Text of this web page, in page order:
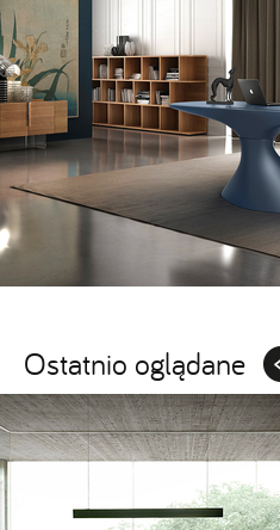
Ostatnio oglądane